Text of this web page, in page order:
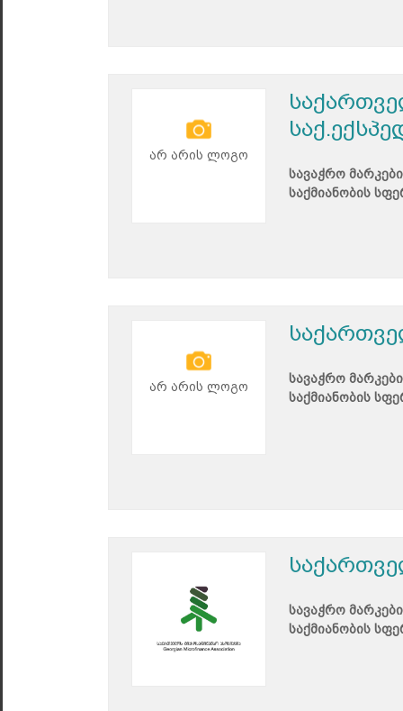
არ არის ლოგო
სავაჭრო
საქმიანობის
არ არის ლოგო
სავაჭრო
საქმიანობის
სავაჭრო
საქმიანობის